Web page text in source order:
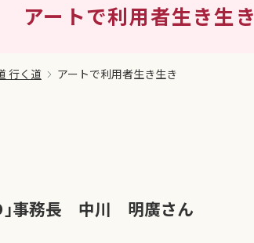
アートで利用者生き生き
行く道 アートで利用者生き生き
｣事務長 中川 明廣さん